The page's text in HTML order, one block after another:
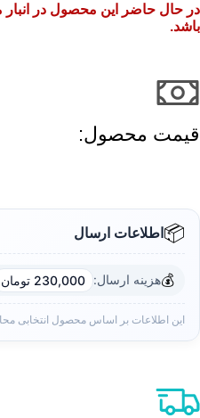
در حال حاضر این محصول در
باشد.
قیمت محصول:​
📦اطلاعات ارسال
💰هزینه ارسال: 230,000 تومان
این اطلاعات بر اساس محصول انتخابی